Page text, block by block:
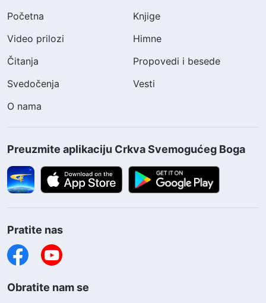
Početna
Knjige
Video prilozi
Himne
Čitanja
Propovedi i besede
Svedočenja
Vesti
O nama
Preuzmite aplikaciju Crkva Svemogućeg Boga
Pratite nas
Obratite nam se